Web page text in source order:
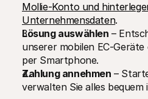
Mollie-Konto und
Unternehmensdaten.
Lösung auswählen –
unserer mobilen EC-
per Smartphone.
Zahlung annehmen –
verwalten Sie alles bequem